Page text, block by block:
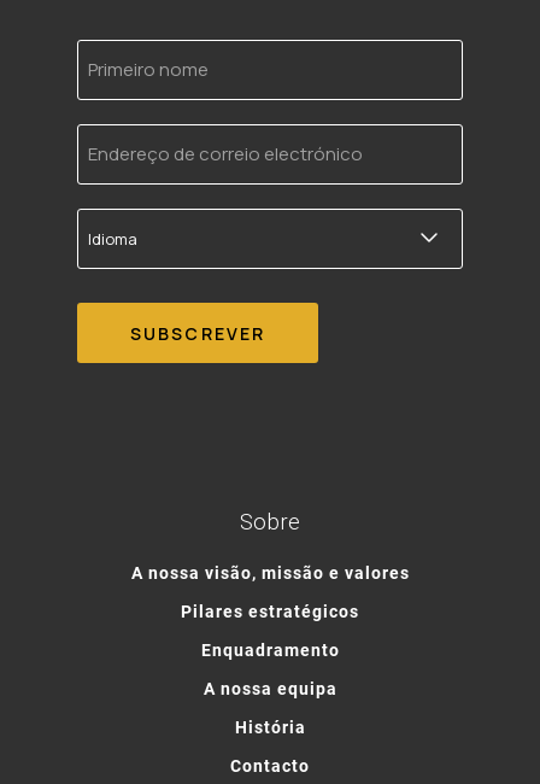
Primeiro
nome
Endereço
de
correio
electrónico
Idioma
Sobre
A nossa visão, missão e valores
Pilares estratégicos
Enquadramento
A nossa equipa
História
Contacto